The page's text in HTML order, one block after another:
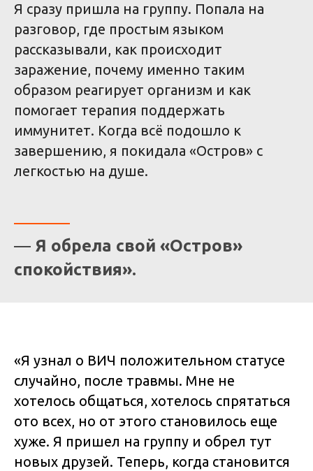
Я сразу пришла на группу. Попала на
разговор, где простым языком
рассказывали, как происходит
заражение, почему именно таким
образом реагирует организм и как
помогает терапия поддержать
иммунитет. Когда всё подошло к
завершению, я покидала «Остров» с
легкостью на душе.
— Я обрела свой «Остров»
спокойствия».
«Я узнал о ВИЧ положительном статусе
случайно, после травмы. Мне не
хотелось общаться, хотелось спрятаться
ото всех, но от этого становилось еще
хуже. Я пришел на группу и обрел тут
новых друзей. Теперь, когда становится